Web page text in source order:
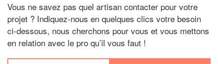
Vous ne savez pas quel artisan contacter pour votre
projet ? Indiquez-nous en quelques clics votre besoin
ci-dessous, nous cherchons pour vous et vous mettons
en relation avec le pro qu’il vous faut !